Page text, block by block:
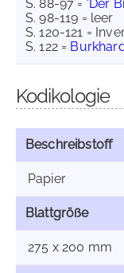
S. 88-97 = 'Der
S. 98-119 = leer
S. 120-121 =
S. 122 =
Kodikologie
Beschreibstoff
Papier
Blattgröße
275 x 200 mm